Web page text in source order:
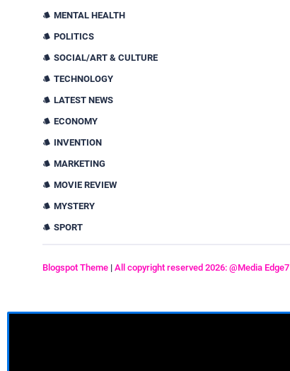
MENTAL HEALTH
POLITICS
SOCIAL/ART & CULTURE
TECHNOLOGY
LATEST NEWS
ECONOMY
INVENTION
MARKETING
MOVIE REVIEW
MYSTERY
SPORT
Blogspot Theme| All copyright reserved 2026: @Media Edge7